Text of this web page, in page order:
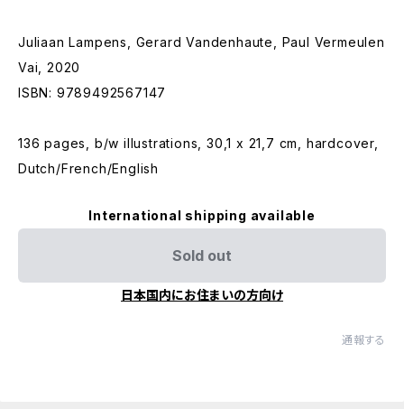
Juliaan Lampens, Gerard Vandenhaute, Paul Vermeulen
Vai, 2020
ISBN: 9789492567147
136 pages, b/w illustrations, 30,1 x 21,7 cm, hardcover,
Dutch/French/English
International shipping available
Sold out
日本国内にお住まいの方向け
通報する